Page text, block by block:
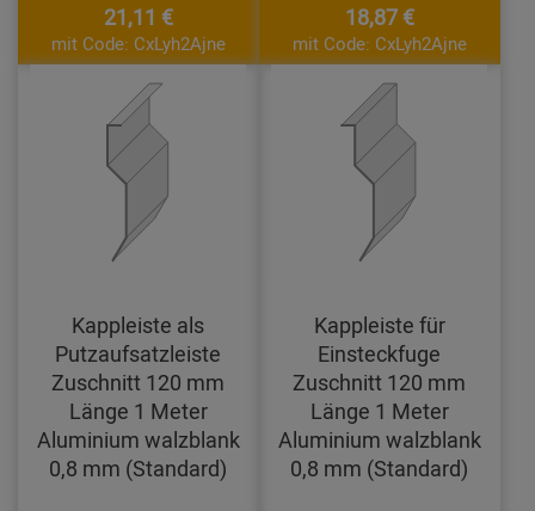
21,11 €
mit Code: CxLyh2Ajne
18,87 €
mit Code: CxLyh2Ajne
Kappleiste als
Putzaufsatzleiste
Zuschnitt 120 mm
Länge 1 Meter
Aluminium walzblank
0,8 mm (Standard)
Kappleiste für
Einsteckfuge
Zuschnitt 120 mm
Länge 1 Meter
Aluminium walzblank
0,8 mm (Standard)